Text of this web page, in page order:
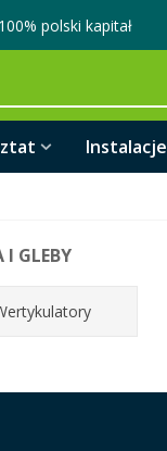
100% polski kapitał
Instalacje
I GLEBY